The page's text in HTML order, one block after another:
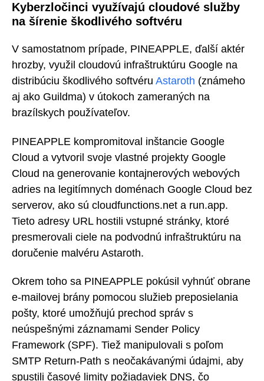
Kyberzločinci využívajú cloudové služby
na šírenie škodlivého softvéru
V samostatnom prípade, PINEAPPLE, ďalší aktér
hrozby, využil cloudovú infraštruktúru Google na
distribúciu škodlivého softvéru Astaroth (známeho
aj ako Guildma) v útokoch zameraných na
brazílskych používateľov.
PINEAPPLE kompromitoval inštancie Google
Cloud a vytvoril svoje vlastné projekty Google
Cloud na generovanie kontajnerových webových
adries na legitímnych doménach Google Cloud bez
serverov, ako sú cloudfunctions.net a run.app.
Tieto adresy URL hostili vstupné stránky, ktoré
presmerovali ciele na podvodnú infraštruktúru na
doručenie malvéru Astaroth.
Okrem toho sa PINEAPPLE pokúsil vyhnúť obrane
e-mailovej brány pomocou služieb preposielania
pošty, ktoré umožňujú prechod správ s
neúspešnými záznamami Sender Policy
Framework (SPF). Tiež manipulovali s poľom
SMTP Return-Path s neočakávanými údajmi, aby
spustili časové limity požiadaviek DNS, čo